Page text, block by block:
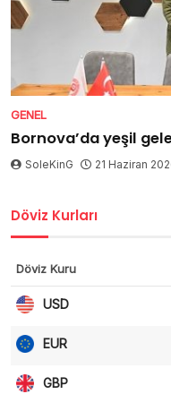
GENEL
Bornova’da yeşil
SoleKinG 21 Haziran
Döviz Kurları
Döviz Kuru
USD
EUR
GBP